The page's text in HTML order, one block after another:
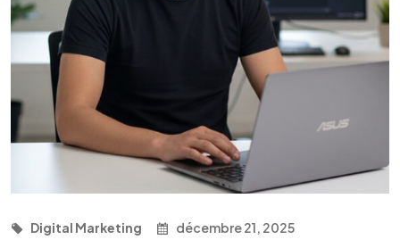
Digital Marketing décembre 21, 2025